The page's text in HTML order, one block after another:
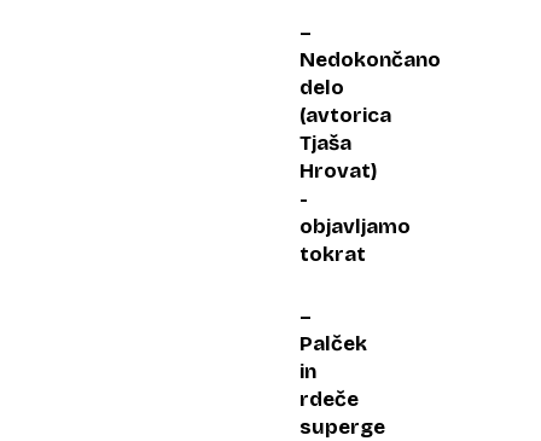
–
Nedokončano
delo
(avtorica
Tjaša
Hrovat)
-
objavljamo
tokrat
–
Palček
in
rdeče
superge